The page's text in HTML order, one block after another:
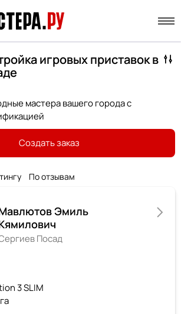
игровых приставок в
мастера вашего города с
Создать заказ
По отзывам
Эмиль
Посад
3 SLIM